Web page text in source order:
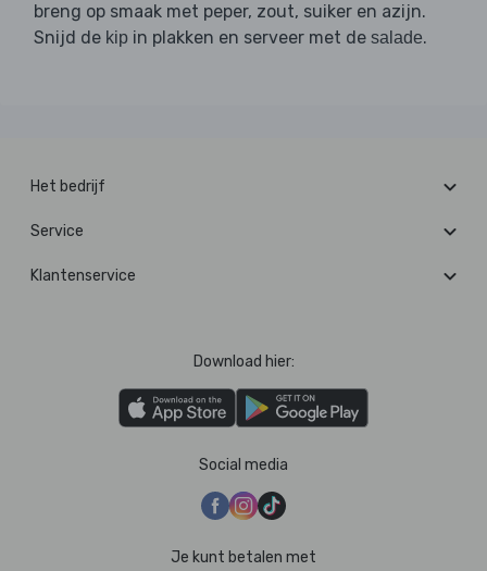
breng op smaak met peper, zout, suiker en azijn.
Snijd de kip in plakken en serveer met de salade.
Het bedrijf
Service
Klantenservice
Download hier:
Social media
Je kunt betalen met